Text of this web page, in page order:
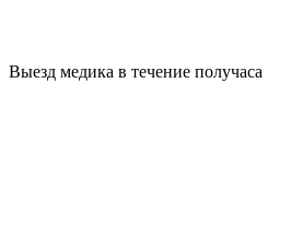
Выезд медика в течение получаса